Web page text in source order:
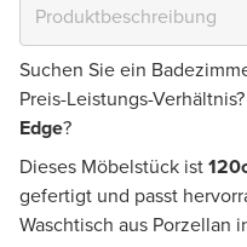
Suchen Sie ein
Preis-Leistungs-
Edge?
Dieses Möbelstück ist
gefertigt und passt
Waschtisch aus Porzellan